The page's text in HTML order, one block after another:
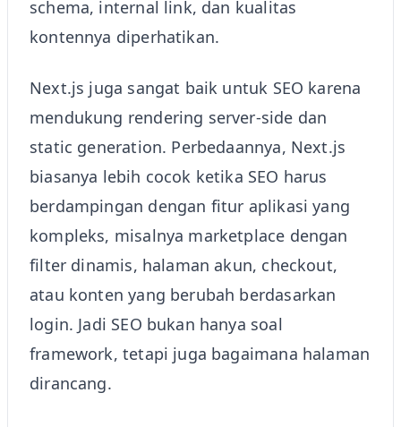
schema, internal link, dan kualitas
kontennya diperhatikan.
Next.js juga sangat baik untuk SEO karena
mendukung rendering server-side dan
static generation. Perbedaannya, Next.js
biasanya lebih cocok ketika SEO harus
berdampingan dengan fitur aplikasi yang
kompleks, misalnya marketplace dengan
filter dinamis, halaman akun, checkout,
atau konten yang berubah berdasarkan
login. Jadi SEO bukan hanya soal
framework, tetapi juga bagaimana halaman
dirancang.